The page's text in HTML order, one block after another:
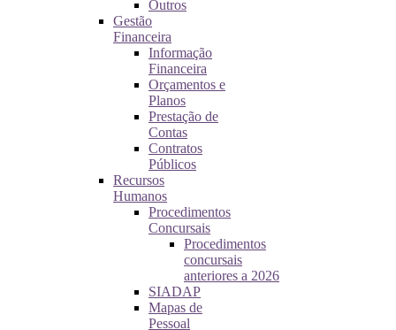
Outros
Gestão
Financeira
Informação
Financeira
Orçamentos e
Planos
Prestação de
Contas
Contratos
Públicos
Recursos
Humanos
Procedimentos
Concursais
Procedimentos
concursais
anteriores a 2026
SIADAP
Mapas de
Pessoal